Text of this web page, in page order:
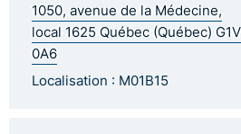
1050, avenue de la Médecine,
local 1625 Québec (Québec) G1V
0A6
Localisation : M01B15